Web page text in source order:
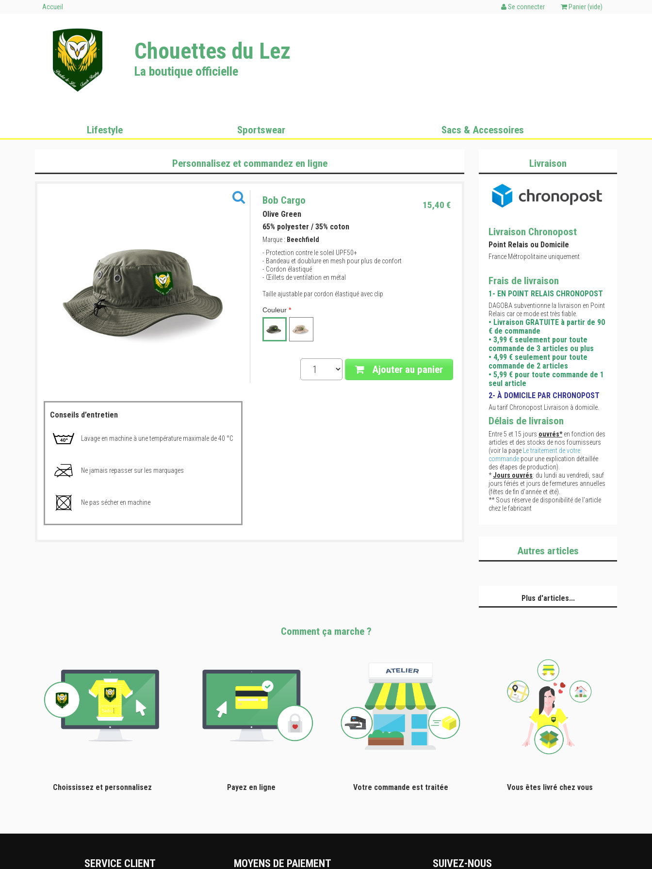
Accueil Se connecter Panier (vide)
Chouettes du Lez
La boutique officielle
Lifestyle Sportswear Sacs & Accessoires
Personnalisez et commandez en ligne
Conseils d’entretien
Lavage en machine à une température maximale de 40 °C
Ne jamais repasser sur les marquages
Ne pas sécher en machine
Bob Cargo 15,40 €
Olive Green
65% polyester / 35% coton
Marque : Beechfield
- Protection contre le soleil UPF50+
- Bandeau et doublure en mesh pour plus de confort
- Cordon élastiqué
- Œillets de ventilation en métal
Taille ajustable par cordon élastiqué avec clip
Couleur*
Ajouter au panier
Livraison
Livraison Chronopost
Point Relais ou Domicile
France Métropolitaine uniquement
Frais de livraison
1- EN POINT RELAIS CHRONOPOST
DAGOBA subventionne la livraison en Point
Relais car ce mode est très fiable.
• Livraison GRATUITE à partir de 90
€ de commande
• 3,99 € seulement pour toute
commande de 3 articles ou plus
• 4,99 € seulement pour toute
commande de 2 articles
• 5,99 € pour toute commande de 1
seul article
2- À DOMICILE PAR CHRONOPOST
Au tarif Chronopost Livraison à domicile.
Délais de livraison
Entre 5 et 15 jours ouvrés*en fonction des
articles et des stocks de nos fournisseurs
(voir la page
Le traitement de votre
commande pour une explication détaillée
des étapes de production).
*Jours ouvrés: du lundi au vendredi, sauf
jours fériés et jours de fermetures annuelles
(fêtes de fin d'année et été).
** Sous réserve de disponibilité de l'article
chez le fabricant
Autres articles
Plus d'articles...
Comment ça marche ?
Choississez et personnalisez Payez en ligne Votre commande est traitée Vous êtes livré chez vous
SERVICE CLIENT MOYENS DE PAIEMENT SUIVEZ-NOUS